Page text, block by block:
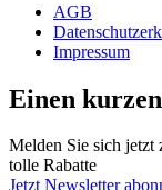
AGB
Impressum
Einen
Melden Sie sich jetzt
tolle Rabatte
Jetzt Newsletter